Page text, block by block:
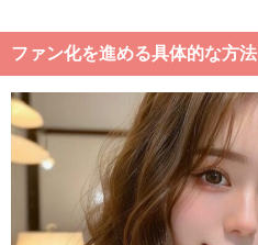
ファン化を進める具体的な方法